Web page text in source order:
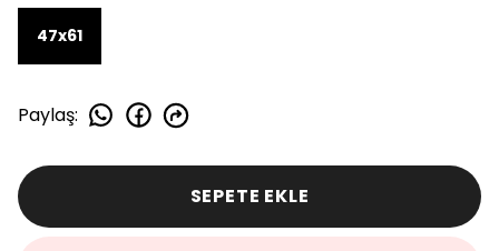
47x61
Paylaş:
SEPETE EKLE